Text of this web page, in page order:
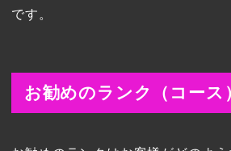
です。
お勧めのランク（コース